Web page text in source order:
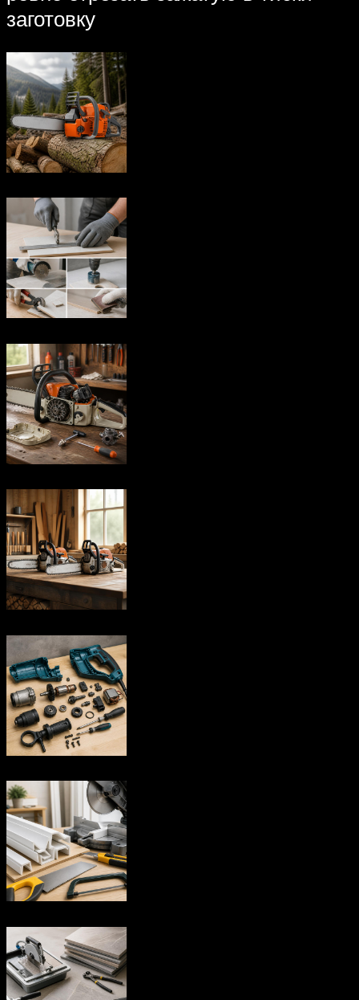
заготовку